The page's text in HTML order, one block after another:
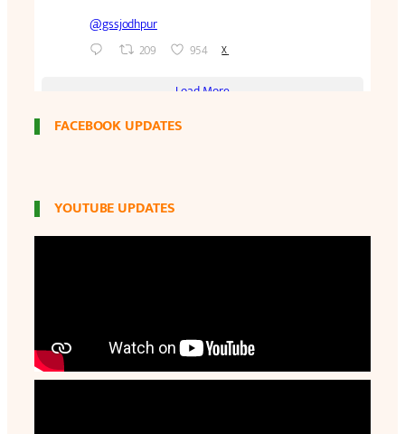
FACEBOOK UPDATES
YOUTUBE UPDATES